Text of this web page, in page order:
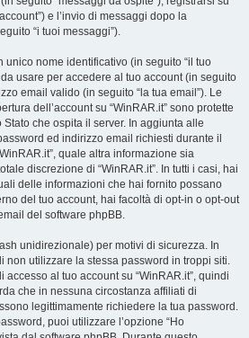
e l’invio di messaggi dopo la
“i tuoi messaggi”).
unico nome identificativo (in seguito “il tuo
usare per accedere al tuo account (in seguito
email valido (in seguito “la tua email”). Le
dell’account su “WinRAR.it” sono protette
che ospita il server. In aggiunta alle
ed indirizzo email richiesti durante il
quale altra informazione sia
discrezione di “WinRAR.it”. In tutti i casi, hai
delle informazioni che hai fornito possano
del tuo account, hai facoltà di opt-in o opt-out
del software phpBB.
unidirezionale) per motivi di sicurezza. In
non utilizzare la stessa password in troppi siti.
accesso al tuo account su “WinRAR.it”, quindi
che in nessuna circostanza affiliati di
legittimamente richiedere la tua password.
puoi utilizzare l’opzione “Ho